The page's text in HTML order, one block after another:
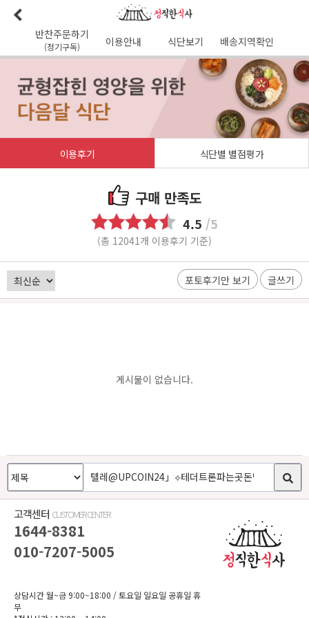
반찬주문하기
(정기구독) 이용안내 식단보기 배송지역확인
이용후기 배송가능지역
식단사진 1:1문의 다음달식단
이용약관
배송시간 오전7시 이전 배송 보장 (새벽배송 가능지역)
이용후기 식단별 별점평가
구매 만족도
4.5 /5
(총 12041개 이용후기 기준)
포토후기만 보기 글쓰기
게시물이 없습니다.
고객센터 CUSTOMER CENTER
1644-8381
010-7207-5005
상담시간 월~금 9:00~18:00 / 토요일 일요일 공휴일 휴
무